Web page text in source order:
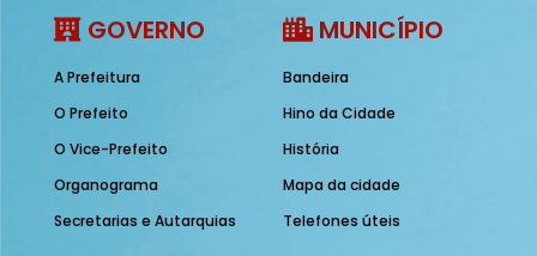
GOVERNO
A Prefeitura
O Prefeito
O Vice-Prefeito
Organograma
Secretarias e Autarquias
MUNICÍPIO
Bandeira
Hino da Cidade
História
Mapa da cidade
Telefones úteis